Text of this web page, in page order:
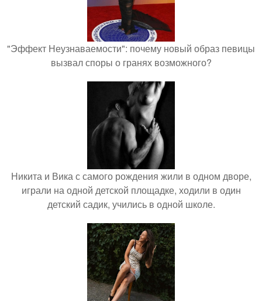
"Эффект Неузнаваемости": почему новый образ певицы
вызвал споры о гранях возможного?
Никита и Вика с самого рождения жили в одном дворе,
играли на одной детской площадке, ходили в один
детский садик, учились в одной школе.